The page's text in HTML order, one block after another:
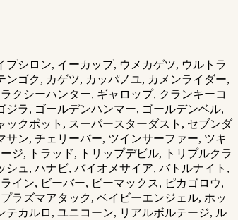
シロン, イーカップ, ウメカゲツ, ウルトラ
ゴク, カゲツ, カッパノユ, カメンライダー,
クシーハンター, ギャロップ, クランキーコ
ラ, ゴールデンハンマー, ゴールデンベル,
クポット, スーパースターダスト, セブンダ
ン, チェリーバー, ツインサーファー, ツキ
ジ, トラッド, トリップデビル, トリプルクラ
ュ, ハナビ, バイオメサイア, バトルナイト,
イン, ビーバー, ビーマックス, ピカゴロウ,
ラズマアタック, ベイビーエンジェル, ホッ
テカルロ, ユニコーン, リアルボルテージ, ル